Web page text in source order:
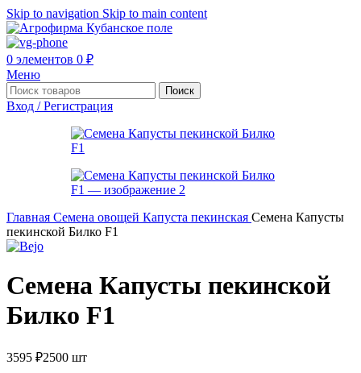
Skip to navigation Skip to main content
0 элементов 0 ₽
Меню
Поиск
Вход / Регистрация
Главная Семена овощей Капуста пекинская Семена Капусты
пекинской Билко F1
Семена Капусты пекинской
Билко F1
3595 ₽2500 шт